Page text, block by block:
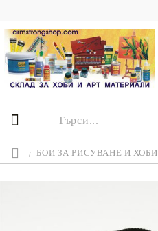
БОИ ЗА РИСУВАНЕ И ХОБИ